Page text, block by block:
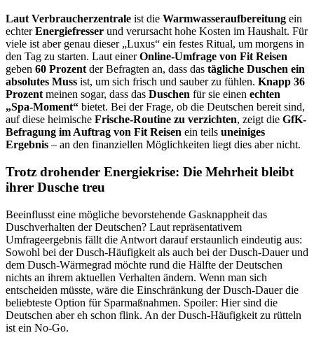
Laut Verbraucherzentrale ist die Warmwasseraufbereitung ein
echterEnergiefresser und verursacht hohe Kosten im Haushalt. Für
viele ist aber genau dieser „Luxus“ ein festes Ritual, um morgens in
den Tag zu starten. Laut einerOnline-Umfrage von Fit Reisen
geben 60 Prozent der Befragten an, dass das tägliche Duschen ein
absolutes Muss ist, um sich frisch und sauber zu fühlen. Knapp 36
Prozent meinen sogar, dass das Duschen für sie einen echten
„Spa-Moment“ bietet. Bei der Frage, ob die Deutschen bereit sind,
auf diese heimische Frische-Routine zu verzichten, zeigt die GfK-
Befragung im Auftrag von Fit Reisen ein teils uneiniges
Ergebnis – an den finanziellen Möglichkeiten liegt dies aber nicht.
Trotz drohender Energiekrise: Die Mehrheit bleibt
ihrer Dusche treu
Beeinflusst eine mögliche bevorstehende Gasknappheit das
Duschverhalten der Deutschen? Laut repräsentativem
Umfrageergebnis fällt die Antwort darauf erstaunlich eindeutig aus:
Sowohl bei der Dusch-Häufigkeit als auch bei der Dusch-Dauer und
dem Dusch-Wärmegrad möchte rund die Hälfte der Deutschen
nichts an ihrem aktuellen Verhalten ändern. Wenn man sich
entscheiden müsste, wäre die Einschränkung der Dusch-Dauer die
beliebteste Option für Sparmaßnahmen. Spoiler: Hier sind die
Deutschen aber eh schon flink. An der Dusch-Häufigkeit zu rütteln
ist ein No-Go.